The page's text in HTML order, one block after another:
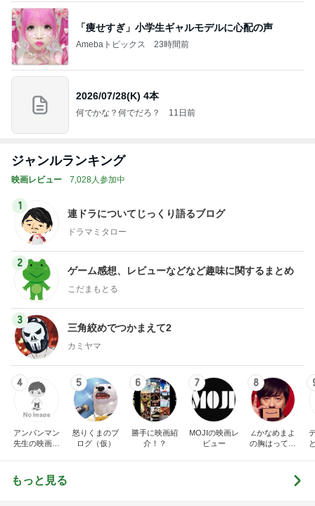
「痩せすぎ」小学生ギャルモデルに心配の声
Amebaトピックス 23時間前
2026/07/28(K) 4本
何でかな？何でだろ？ 11日前
ジャンルランキング
映画レビュー 7,028人参加中
1
連ドラについてじっくり語るブログ
ドラマミタロー
2
ゲーム感想、レビューなどなど趣味に関するまとめ
こだまもとる
3
三角絞めでつかまえて2
カミヤマ
4
アンパンマン
先生の映画講
5
怒りくまのブ
ログ（仮）
6
勝手に映画紹
介！？
7
MOJIの映画レ
ビュー
8
∠かなめまよ
の胸はって行
もっと見る